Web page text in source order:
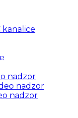
kanalice
nadzor
nadzor
nadzor